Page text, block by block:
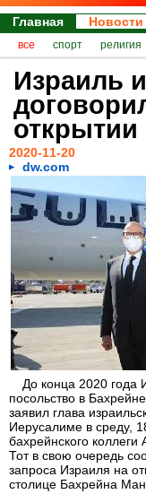
Главная Новости
все спорт религия
Израиль
открытии
2020-11-20
dw.com
До конца 2020 года
посольство в
заявил глава
Иерусалиме в среду,
бахрейнского
Тот в свою очередь
запроса Израиля на
столице Бахрейна